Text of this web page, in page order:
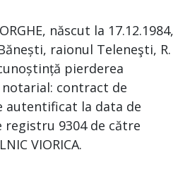
născut la 17.12.1984,
raionul Teleneşti, R.
pierderea
contract de
autentificat la data de
registru 9304 de către
VIORICA.